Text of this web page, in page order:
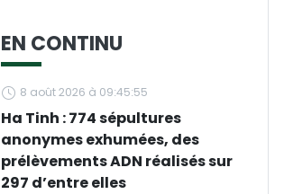
EN CONTINU
8 août 2026 à 09:45:55
Ha Tinh : 774 sépultures
anonymes exhumées, des
prélèvements ADN réalisés sur
297 d’entre elles